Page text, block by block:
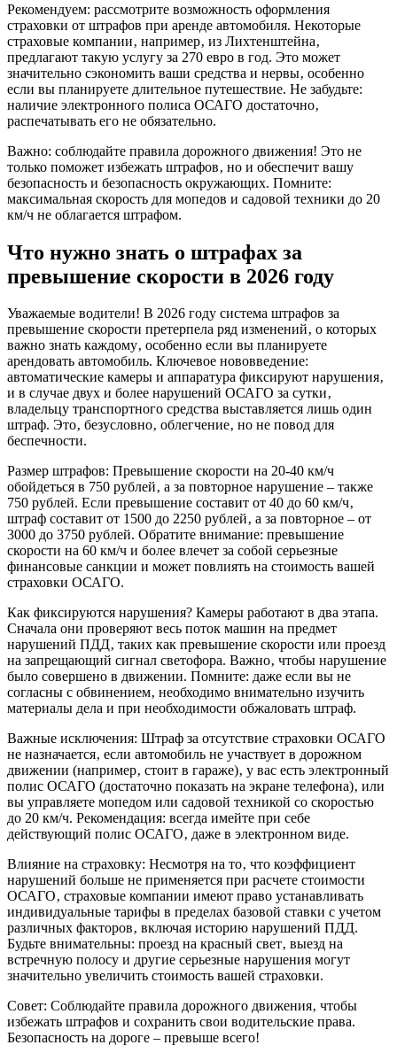
Рекомендуем: рассмотрите возможность оформления
страховки от штрафов при аренде автомобиля. Некоторые
страховые компании‚ например‚ из Лихтенштейна‚
предлагают такую услугу за 270 евро в год. Это может
значительно сэкономить ваши средства и нервы‚ особенно
если вы планируете длительное путешествие. Не забудьте:
наличие электронного полиса ОСАГО достаточно‚
распечатывать его не обязательно.
Важно: соблюдайте правила дорожного движения! Это не
только поможет избежать штрафов‚ но и обеспечит вашу
безопасность и безопасность окружающих. Помните:
максимальная скорость для мопедов и садовой техники до 20
км/ч не облагается штрафом.
Что нужно знать о штрафах за
превышение скорости в 2026 году
Уважаемые водители! В 2026 году система штрафов за
превышение скорости претерпела ряд изменений‚ о которых
важно знать каждому‚ особенно если вы планируете
арендовать автомобиль. Ключевое нововведение:
автоматические камеры и аппаратура фиксируют нарушения‚
и в случае двух и более нарушений ОСАГО за сутки‚
владельцу транспортного средства выставляется лишь один
штраф. Это‚ безусловно‚ облегчение‚ но не повод для
беспечности.
Размер штрафов: Превышение скорости на 20-40 км/ч
обойдеться в 750 рублей‚ а за повторное нарушение – также
750 рублей. Если превышение составит от 40 до 60 км/ч‚
штраф составит от 1500 до 2250 рублей‚ а за повторное – от
3000 до 3750 рублей. Обратите внимание: превышение
скорости на 60 км/ч и более влечет за собой серьезные
финансовые санкции и может повлиять на стоимость вашей
страховки ОСАГО.
Как фиксируются нарушения? Камеры работают в два этапа.
Сначала они проверяют весь поток машин на предмет
нарушений ПДД‚ таких как превышение скорости или проезд
на запрещающий сигнал светофора. Важно‚ чтобы нарушение
было совершено в движении. Помните: даже если вы не
согласны с обвинением‚ необходимо внимательно изучить
материалы дела и при необходимости обжаловать штраф.
Важные исключения: Штраф за отсутствие страховки ОСАГО
не назначается‚ если автомобиль не участвует в дорожном
движении (например‚ стоит в гараже)‚ у вас есть электронный
полис ОСАГО (достаточно показать на экране телефона)‚ или
вы управляете мопедом или садовой техникой со скоростью
до 20 км/ч. Рекомендация: всегда имейте при себе
действующий полис ОСАГО‚ даже в электронном виде.
Влияние на страховку: Несмотря на то‚ что коэффициент
нарушений больше не применяется при расчете стоимости
ОСАГО‚ страховые компании имеют право устанавливать
индивидуальные тарифы в пределах базовой ставки с учетом
различных факторов‚ включая историю нарушений ПДД.
Будьте внимательны: проезд на красный свет‚ выезд на
встречную полосу и другие серьезные нарушения могут
значительно увеличить стоимость вашей страховки.
Совет: Соблюдайте правила дорожного движения‚ чтобы
избежать штрафов и сохранить свои водительские права.
Безопасность на дороге – превыше всего!